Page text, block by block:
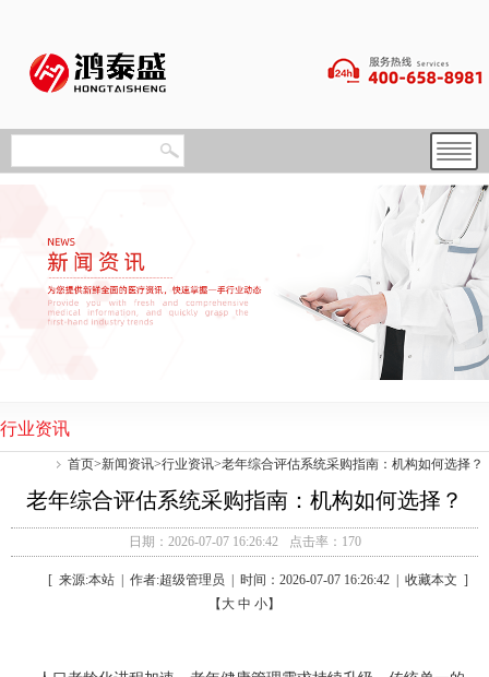
行业资讯
首页>新闻资讯>行业资讯>老年综合评估系统采购指南：机构如何选择？
老年综合评估系统采购指南：机构如何选择？
日期：2026-07-07 16:26:42 点击率：170
[ 来源:本站 | 作者:超级管理员 | 时间：2026-07-07 16:26:42 | 收藏本文 ]
【大 中 小】